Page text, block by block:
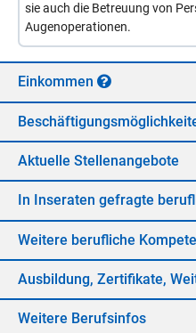
sie auch die Betreuung von
Augenoperationen.
Ein­kom­men
Ak­tu­el­le Stel­len­an­ge­bo­te
In In­se­ra­ten ge­frag­te
Wei­te­re be­ruf­li­che
Aus­bil­dung, Zer­ti­fi­ka­te,
Wei­te­re Be­rufs­in­fos